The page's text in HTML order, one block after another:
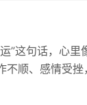
”这句话，心
不顺、感情受